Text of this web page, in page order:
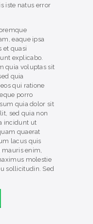
iste natus error
eaque ipsa
et quasi
explicabo.
quia voluptas sit
quia
qui ratione
porro
quia dolor sit
sed quia non
incidunt ut
quaerat
lacus quis
enim,
molestie
sollicitudin. Sed